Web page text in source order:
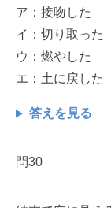
ア：接吻した
イ：切り取った
ウ：燃やした
エ：土に戻した
答えを見る
問30